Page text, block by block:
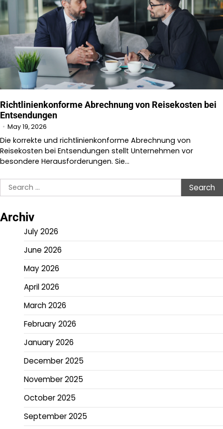
Richtlinienkonforme Abrechnung von Reisekosten bei
Entsendungen
May 19, 2026
Die korrekte und richtlinienkonforme Abrechnung von
Reisekosten bei Entsendungen stellt Unternehmen vor
besondere Herausforderungen. Sie…
Search
for:
Archiv
July 2026
June 2026
May 2026
April 2026
March 2026
February 2026
January 2026
December 2025
November 2025
October 2025
September 2025